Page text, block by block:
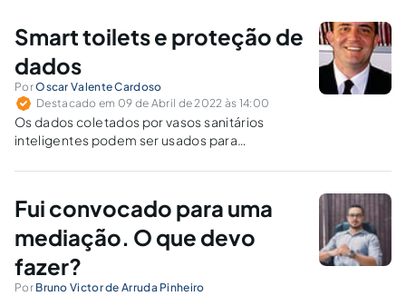
Smart toilets e proteção de
dados
PorOscar Valente Cardoso
Destacado em 09 de Abril de 2022 às 14:00
Os dados coletados por vasos sanitários
inteligentes podem ser usados para
medicamentos de uso restrito, ou para
preferências alimentares do usuário?
Fui convocado para uma
mediação. O que devo
fazer?
Por Bruno Victor de Arruda Pinheiro